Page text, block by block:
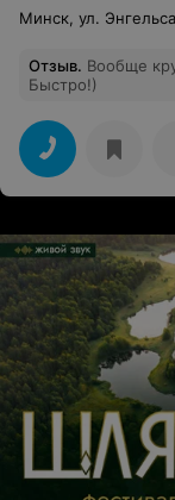
Минск, ул.
Отзыв. Вообще
Быстро!)